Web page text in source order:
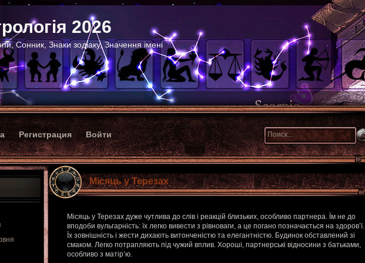
2026
Сонник, Знаки зодіаку, Значення імені
Регистрация Войти
Місяць у Терезах
Місяць у Терезах дуже чутлива до слів і реакцій близьких, особливо партнера. Їм не до
вподоби вульгарність: їх легко вивести з рівноваги, а це погано позначається на здоров’ї.
Їх зовнішність і жести дихають витонченістю та елегантністю. Будинок обставлений зі
смаком. Легко потрапляють під чужий вплив. Хороші, партнерські відносини з батьками,
особливо з матір’ю.